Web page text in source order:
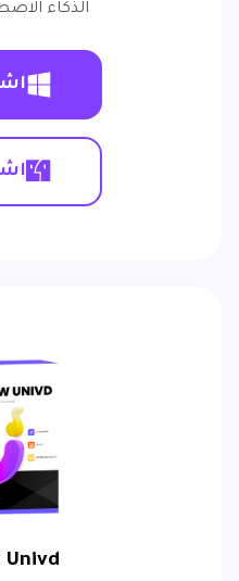
الذكاء
Univd